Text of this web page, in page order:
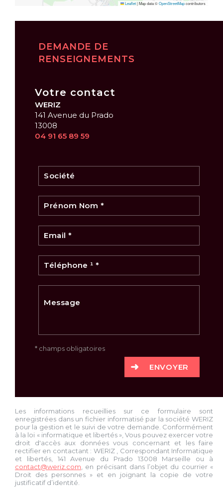
Leaflet|Map data ©OpenStreetMapcontributors
DEMANDE DE
RENSEIGNEMENTS
Votre contact
WERIZ
141 Avenue du Prado
13008
04 91 65 89 59
* champs obligatoires
ENVOYER
Les informations recueillies sur ce formulaire sont
enregistrées dans un fichier informatisé par la société WERIZ
pour la gestion et le suivi de votre demande. Conformément
à la loi « informatique et libertés », Vous pouvez exercer votre
droit d'accès aux données vous concernant et les faire
rectifier en contactant : WERIZ
, Correspondant Informatique
et libertés, 141 Avenue du Prado 13008 Marseille ou à
contact@weriz.com , en précisant dans l’objet du courrier «
Droit des personnes » et en joignant la copie de votre
justificatif d’identité.